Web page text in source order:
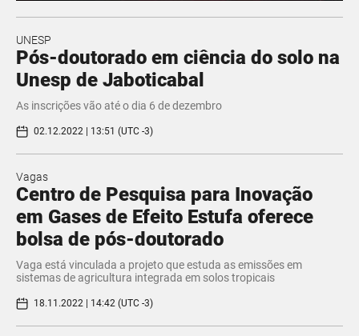
UNESP
Pós-doutorado em ciência do solo na
Unesp de Jaboticabal
As inscrições vão até o dia 6 de dezembro
02.12.2022 | 13:51 (UTC -3)
Vagas
Centro de Pesquisa para Inovação
em Gases de Efeito Estufa oferece
bolsa de pós-doutorado
Vaga está vinculada a projeto que estuda as emissões em
sistemas de agricultura integrada em solos tropicais
18.11.2022 | 14:42 (UTC -3)